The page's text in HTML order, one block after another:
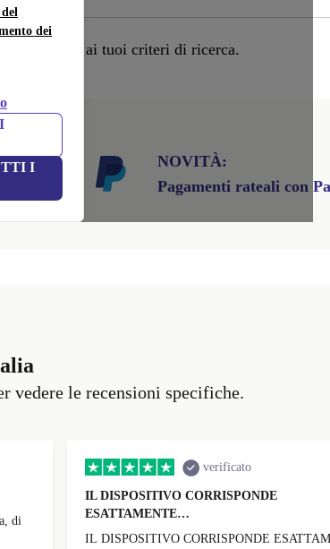
dei
I
adatto ai tuoi criteri di ricerca.
NOVITÀ:
Pagamenti rateali con
vedere le recensioni specifiche.
di
verificato
IL DISPOSITIVO CORRISPONDE
ESATTAMENTE…
IL DISPOSITIVO CORRISPONDE